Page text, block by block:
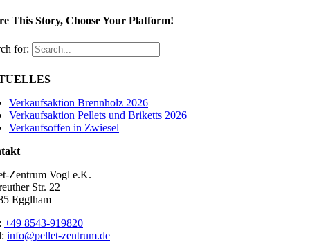
This Story, Choose Your Platform!
for:
Verkaufsaktion Brennholz 2026
Verkaufsaktion Pellets und Briketts 2026
Verkaufsoffen in Zwiesel
Zentrum Vogl e.K.
Str. 22
Egglham
+49 8543-919820
info@pellet-zentrum.de